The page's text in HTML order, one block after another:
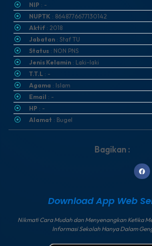
NIP : -
NUPTK : 8648776677130142
Aktif : 2018
Jabatan : Staf TU
Status : NON PNS
Jenis Kelamin : Laki-laki
T.T.L : -
Agama : Islam
Email : -
HP : -
Alamat : Bugel
Bagikan :
Download App Web
Nikmati Cara Mudah dan Menyenangkan Ketika
Informasi Sekolah Hanya Dalam